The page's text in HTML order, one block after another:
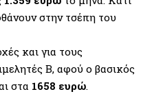
στην τσέπη του
και για τους
Β, αφού ο βασικός
στα 1658 ευρώ.